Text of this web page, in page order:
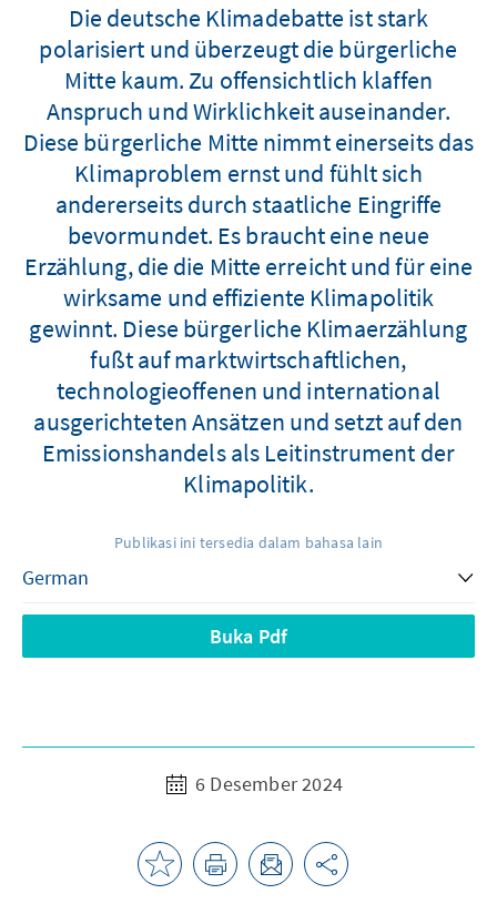
Die deutsche Klimadebatte ist stark
polarisiert und überzeugt die bürgerliche
Mitte kaum. Zu offensichtlich klaffen
Anspruch und Wirklichkeit auseinander.
Diese bürgerliche Mitte nimmt einerseits das
Klimaproblem ernst und fühlt sich
andererseits durch staatliche Eingriffe
bevormundet. Es braucht eine neue
Erzählung, die die Mitte erreicht und für eine
wirksame und effiziente Klimapolitik
gewinnt. Diese bürgerliche Klimaerzählung
fußt auf marktwirtschaftlichen,
technologieoffenen und international
ausgerichteten Ansätzen und setzt auf den
Emissionshandels als Leitinstrument der
Klimapolitik.
Publikasi ini tersedia dalam bahasa lain
Buka Pdf
6 Desember 2024